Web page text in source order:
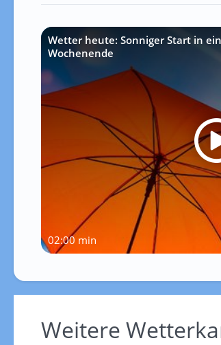
Wetter heute: Sonniger Start in
Wochenende
02:00 min
Weitere